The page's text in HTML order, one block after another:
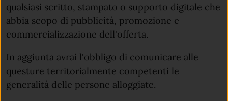
qualsiasi scritto, stampato o supporto digitale che
abbia scopo di pubblicità, promozione e
commercializzazione dell'offerta.
In aggiunta avrai l'obbligo di comunicare alle
questure territorialmente competenti le
generalità delle persone alloggiate.